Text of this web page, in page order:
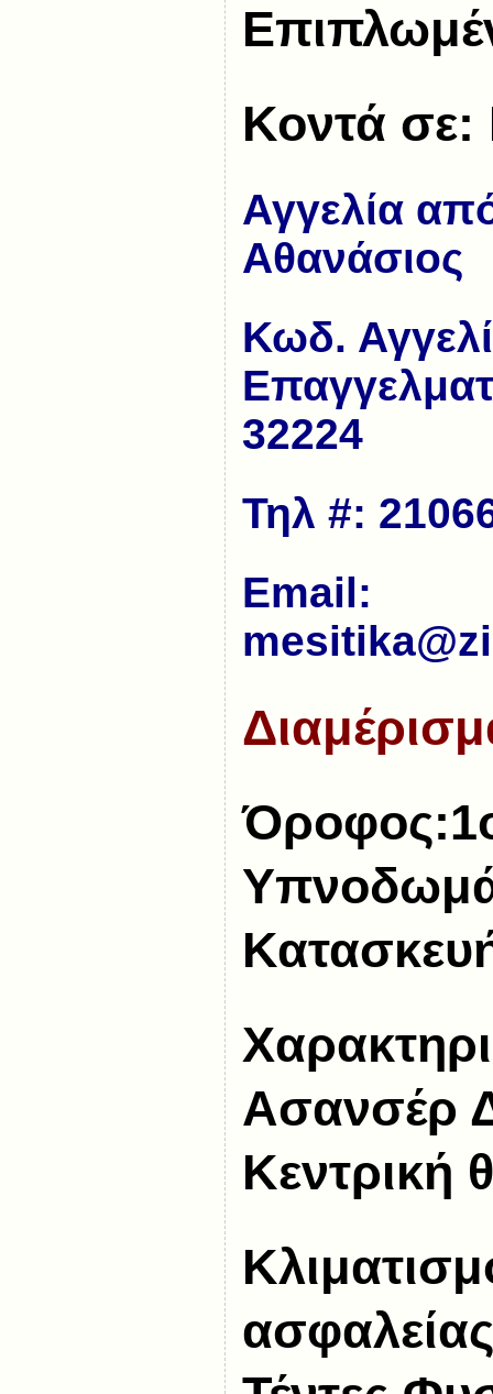
Κοντά
Αγγελία
Αθανάσιος
Κωδ.
32224
Τηλ #:
Εmail:
Ασανσέρ
Κεντρική